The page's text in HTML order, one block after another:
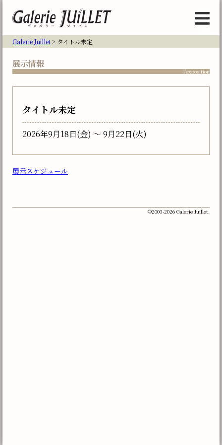
Galerie Juillet> タイトル未定
展示情報
l'exposition
タイトル未定
2026年9月18日(金) 〜 9月22日(火)
展示スケジュール
©2003-2026 Galerie Juillet.